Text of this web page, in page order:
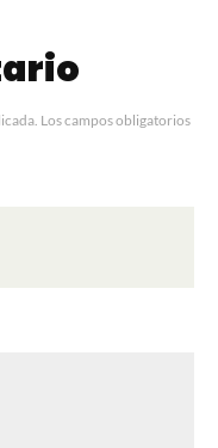
Los campos obligatorios